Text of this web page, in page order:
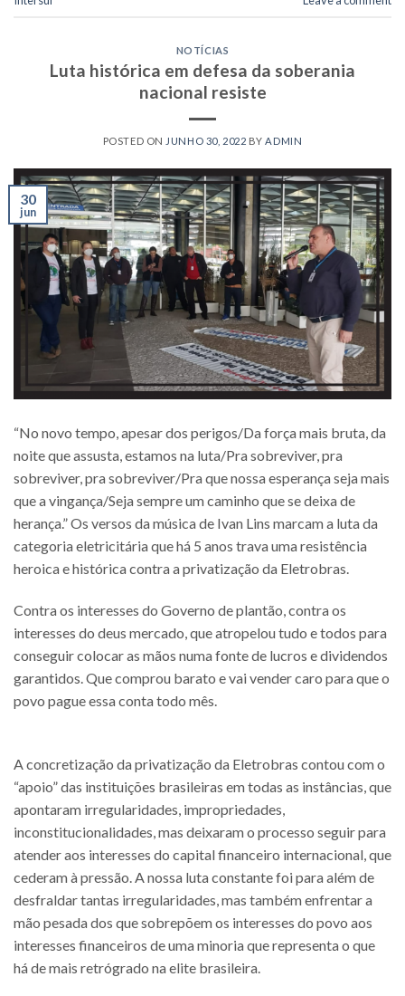
NOTÍCIAS
Luta histórica em defesa da soberania
nacional resiste
POSTED ON JUNHO 30, 2022 BYADMIN
30
jun
“No novo tempo, apesar dos perigos/Da força mais bruta, da
noite que assusta, estamos na luta/Pra sobreviver, pra
sobreviver, pra sobreviver/Pra que nossa esperança seja mais
que a vingança/Seja sempre um caminho que se deixa de
herança.” Os versos da música de Ivan Lins marcam a luta da
categoria eletricitária que há 5 anos trava uma resistência
heroica e histórica contra a privatização da Eletrobras.
Contra os interesses do Governo de plantão, contra os
interesses do deus mercado, que atropelou tudo e todos para
conseguir colocar as mãos numa fonte de lucros e dividendos
garantidos. Que comprou barato e vai vender caro para que o
povo pague essa conta todo mês.
A concretização da privatização da Eletrobras contou com o
“apoio” das instituições brasileiras em todas as instâncias, que
apontaram irregularidades, impropriedades,
inconstitucionalidades, mas deixaram o processo seguir para
atender aos interesses do capital financeiro internacional, que
cederam à pressão. A nossa luta constante foi para além de
desfraldar tantas irregularidades, mas também enfrentar a
mão pesada dos que sobrepõem os interesses do povo aos
interesses financeiros de uma minoria que representa o que
há de mais retrógrado na elite brasileira.